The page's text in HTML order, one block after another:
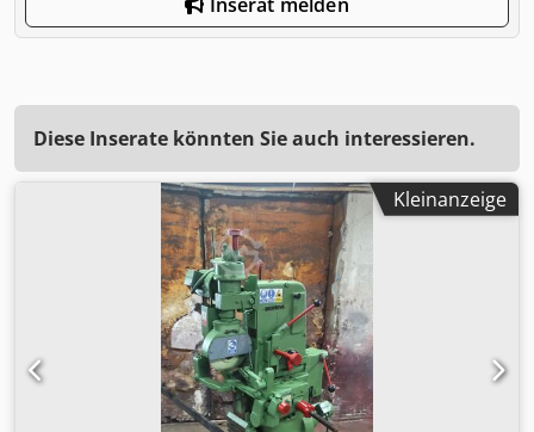
Diese Inserate könnten Sie auch interessieren.
Kleinanzeige